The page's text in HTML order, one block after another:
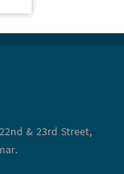
& 23rd Street,